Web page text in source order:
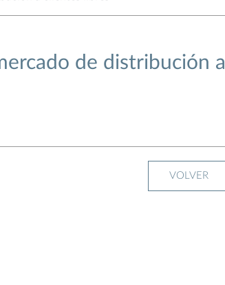
de distribución a
VOLVER